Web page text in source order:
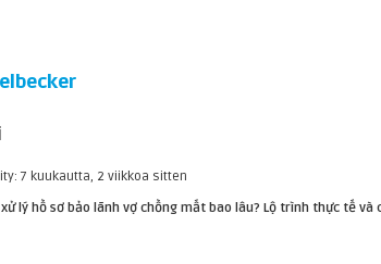
7 kuukautta, 2 viikkoa sitten
lý hồ sơ bảo lãnh vợ chồng mất bao lâu? Lộ trình thực tế